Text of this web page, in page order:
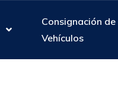
Consignación de
Vehículos